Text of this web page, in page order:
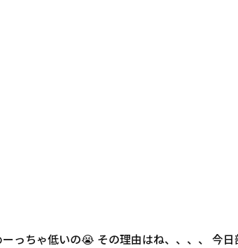
っちゃ低いの😭 その理由はね、、、、 今